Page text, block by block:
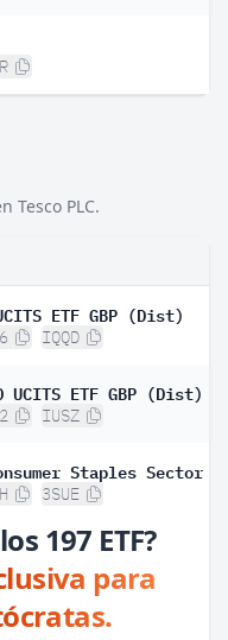
Tesco PLC.
ETF GBP (Dist)
IQQD
UCITS ETF GBP (Dist)
IUSZ
3SUE
197 ETF?
para